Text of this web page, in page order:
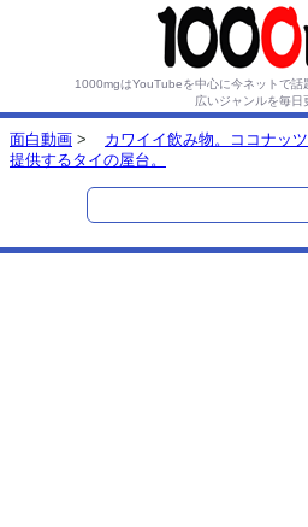
1000mgはYouTubeを中心に今ネットで話
広いジャンルを毎日
面白動画 >
カワイイ飲み物。ココナッ
提供するタイの屋台。